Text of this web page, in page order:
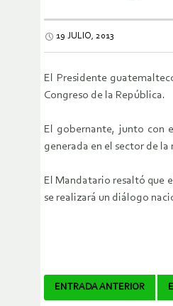
19 JULIO, 2013
El Presidente
Congreso de la República.
El gobernante, junto con
generada en el sector de
El Mandatario resaltó que
se realizará un diálogo
Navegador
ENTRADA ANTERIOR